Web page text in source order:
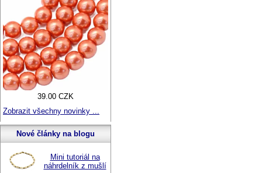
39.00 CZK
Zobrazit všechny novinky ...
Nové články na blogu
Mini tutoriál na
náhrdelník z mušlí